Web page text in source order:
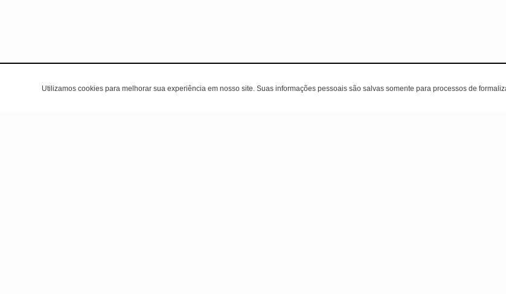
Utilizamos cookies para melhorar sua experiência em nosso site. Suas informações pessoais são salvas somente para processos de